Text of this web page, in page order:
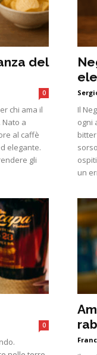
del
0
chi ama il
a
al caffè
elegante.
gli
Il
ogni
un
0